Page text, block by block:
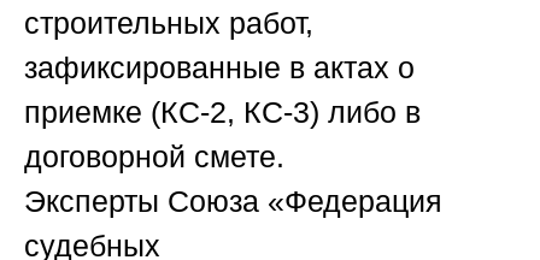
строительных работ,
зафиксированные в актах о
приемке (КС-2, КС-3) либо в
договорной смете.
Эксперты Союза «Федерация
судебных